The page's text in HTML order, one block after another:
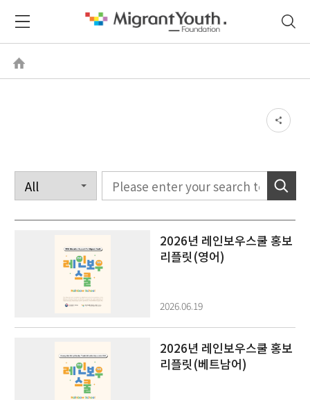
2026년 레인보우스쿨 홍보
리플릿(영어)
2026.06.19
2026년 레인보우스쿨 홍보
리플릿(베트남어)